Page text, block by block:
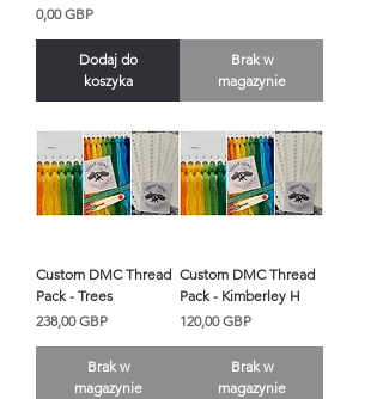
Cena
0,00 GBP
Dodaj do
koszyka
Brak w
magazynie
Custom DMC Thread
Pack - Trees
Cena
238,00 GBP
Brak w
magazynie
Custom DMC Thread
Pack - Kimberley H
Cena
120,00 GBP
Brak w
magazynie